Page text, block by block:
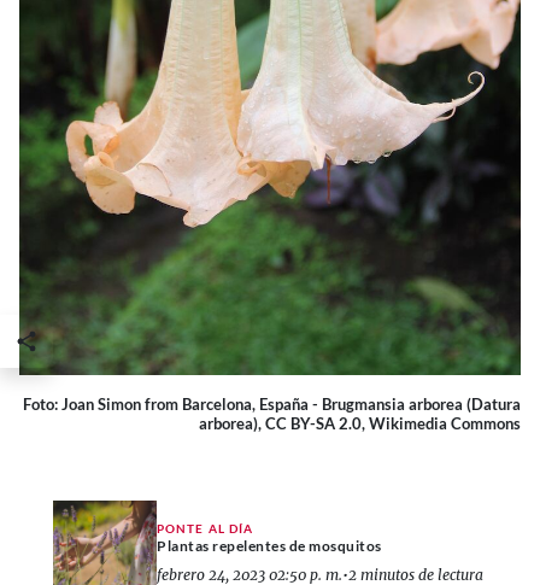
Foto: Joan Simon from Barcelona, España - Brugmansia arborea (Datura
arborea), CC BY-SA 2.0, Wikimedia Commons
PONTE AL DÍA
Plantas repelentes de mosquitos
febrero 24, 2023 02:50 p. m.•2 minutos de lectura